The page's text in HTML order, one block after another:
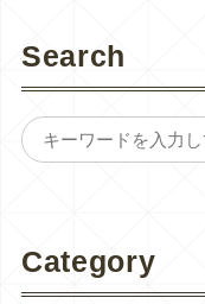
Search
Category